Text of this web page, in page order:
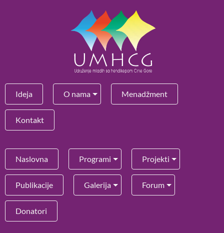
Ideja O nama Menadžment
Kontakt
Naslovna Programi Projekti
Publikacije Galerija Forum
Donatori